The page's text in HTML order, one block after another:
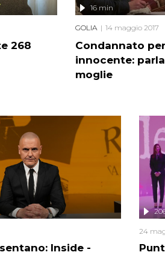
268
Condannato
innocente:
moglie
16 min
GOLIA 14 maggio 2017
Inside -
24